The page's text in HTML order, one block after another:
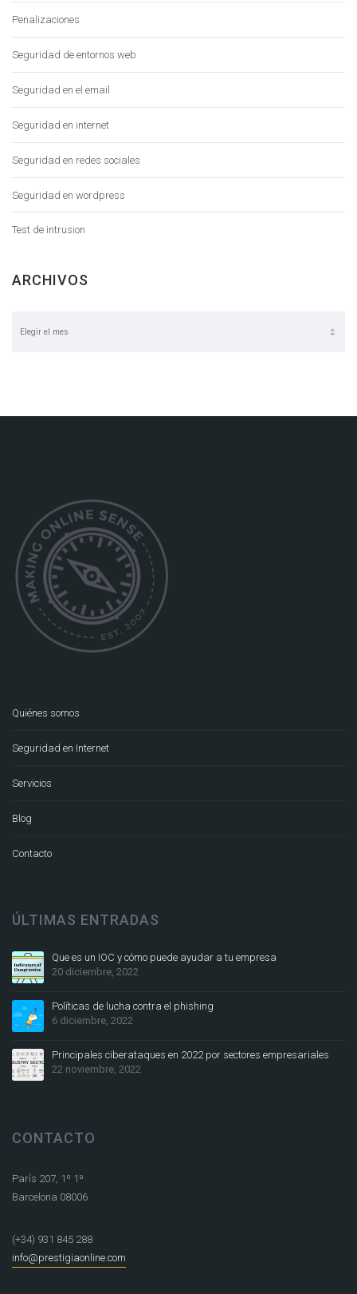
Penalizaciones
Seguridad de entornos web
Seguridad en el email
Seguridad en internet
Seguridad en redes sociales
Seguridad en wordpress
Test de intrusion
ARCHIVOS
Quiénes somos
Seguridad en Internet
Servicios
Blog
Contacto
ÚLTIMAS ENTRADAS
Que es un IOC y cómo puede ayudar a tu empresa
20 diciembre, 2022
Políticas de lucha contra el phishing
6 diciembre, 2022
Principales ciberataques en 2022 por sectores empresariales
22 noviembre, 2022
CONTACTO
París 207, 1º 1ª
Barcelona 08006
(+34) 931 845 288
info@prestigiaonline.com